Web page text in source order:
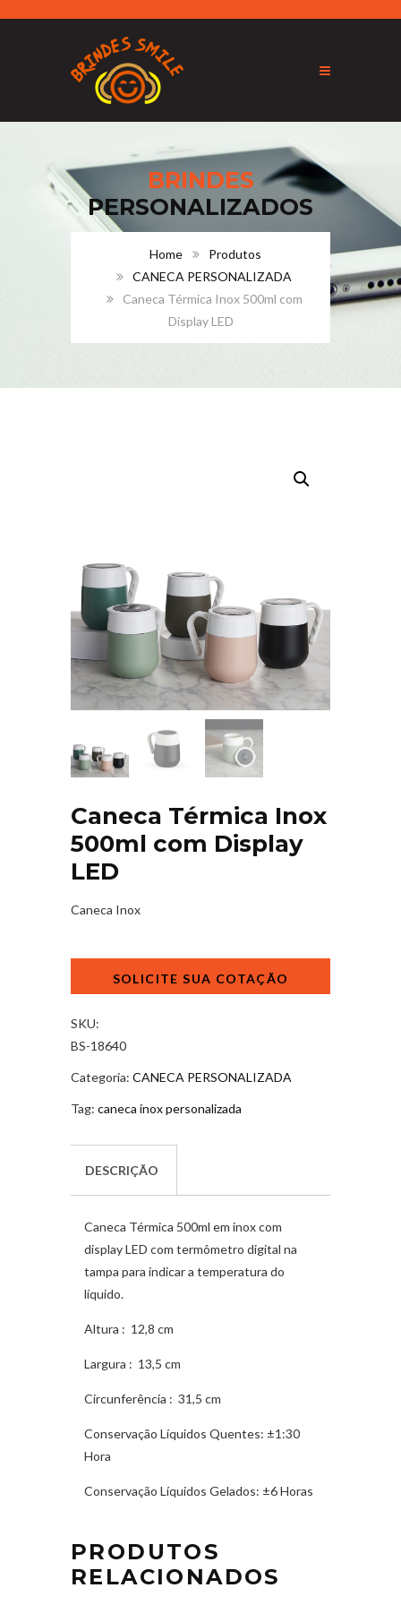
BRINDES
PERSONALIZADOS
Home
Produtos
CANECA PERSONALIZADA
Caneca Térmica Inox 500ml com
Display LED
Caneca Térmica Inox
500ml com Display
LED
Caneca Inox
com
Display
LED
SKU:
BS-18640
Categoria: CANECA PERSONALIZADA
Tag: caneca inox personalizada
DESCRIÇÃO
Caneca Térmica 500ml em inox com
display LED com termômetro digital na
tampa para indicar a temperatura do
líquido.
Altura : 12,8 cm
Largura : 13,5 cm
Circunferência : 31,5 cm
Conservação Líquidos Quentes: ±1:30
Hora
Conservação Líquidos Gelados: ±6 Horas
PRODUTOS
RELACIONADOS